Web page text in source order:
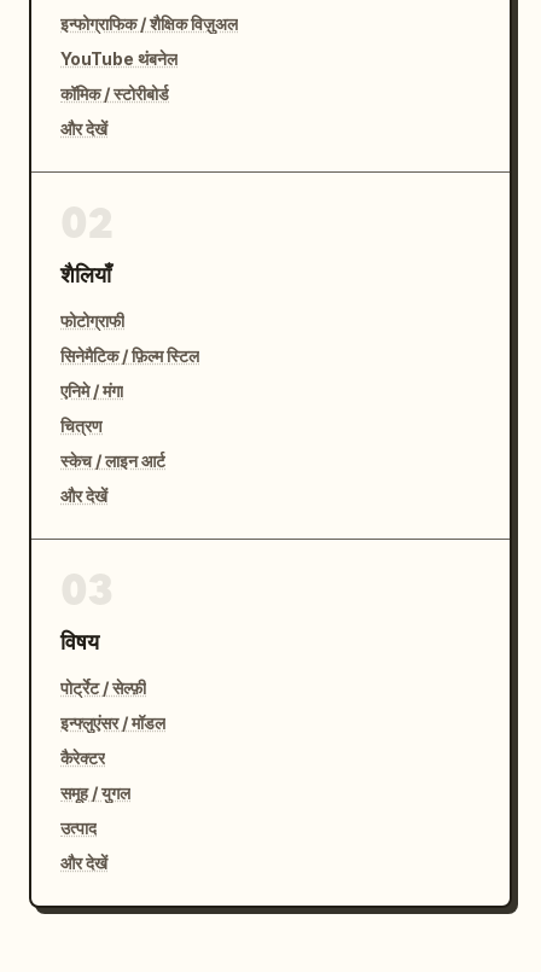
इन्फोग्राफिक / शैक्षिक विज़ुअल
YouTube थंबनेल
कॉमिक / स्टोरीबोर्ड
और देखें
शैलियाँ
फोटोग्राफी
सिनेमैटिक / फ़िल्म स्टिल
एनिमे / मंगा
चित्रण
स्केच / लाइन आर्ट
और देखें
विषय
पोर्ट्रेट / सेल्फ़ी
इन्फ्लुएंसर / मॉडल
कैरेक्टर
समूह / युगल
उत्पाद
और देखें